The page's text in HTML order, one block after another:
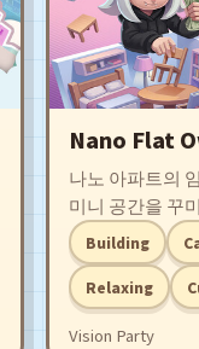
Nano Flat
나노 아파트의
미니 공간을 꾸
하여 짭짤한 수
에서 시작해 임
하여 임대 제국
하게 경제적 자
Building
Relaxing
Vision Party